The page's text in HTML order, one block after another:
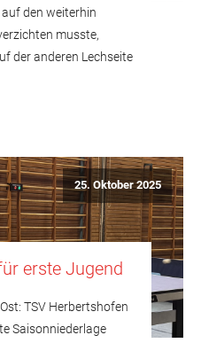
den weiterhin
musste,
der anderen Lechseite
deutlicher Erfolg
nach zwei
25. Oktober 2025
erste Jugend
TSV Herbertshofen
Saisonniederlage